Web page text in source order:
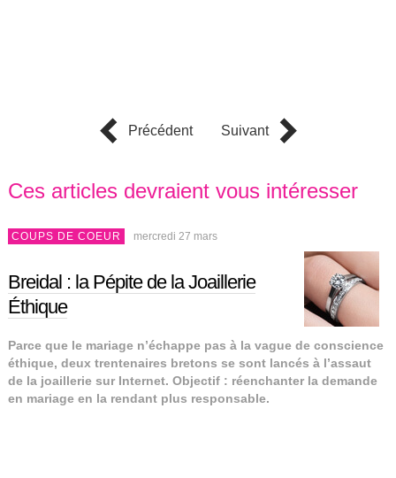
Précédent Suivant
Ces articles devraient vous intéresser
COUPS DE COEUR mercredi 27 mars
Breidal : la Pépite de la Joaillerie
Éthique
Parce que le mariage n’échappe pas à la vague de conscience
éthique, deux trentenaires bretons se sont lancés à l’assaut
de la joaillerie sur Internet. Objectif : réenchanter la demande
en mariage en la rendant plus responsable.